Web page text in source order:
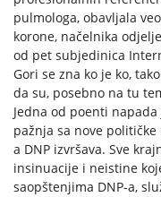
pulmologa, obavljala
korone, načelnika
od pet subjedinica
Gori se zna ko je ko,
da su, posebno na tu
Jedna od poenti
pažnja sa nove
a DNP izvršava. Sve
insinuacije i neistine
saopštenjima DNP-a,